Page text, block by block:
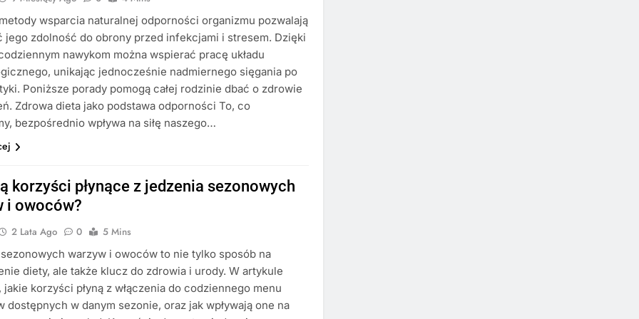
wsparcia naturalnej odporności organizmu pozwalają
jego zdolność do obrony przed infekcjami i stresem. Dzięki
nawykom można wspierać pracę układu
unikając jednocześnie nadmiernego sięgania po
Poniższe porady pomogą całej rodzinie dbać o zdrowie
Zdrowa dieta jako podstawa odporności To, co
bezpośrednio wpływa na siłę naszego…
korzyści płynące z jedzenia sezonowych
i owoców?
2 Lata Ago 0
5 Mins
warzyw i owoców to nie tylko sposób na
diety, ale także klucz do zdrowia i urody. W artykule
jakie korzyści płyną z włączenia do codziennego menu
dostępnych w danym sezonie, oraz jak wpływają one na